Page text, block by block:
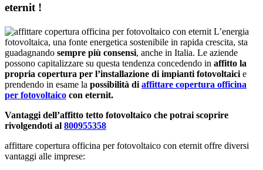
eternit !
L’energia
fotovoltaica, una fonte energetica sostenibile in rapida crescita, sta
guadagnando sempre più consensi, anche in Italia. Le aziende
possono capitalizzare su questa tendenza concedendo in affitto la
propria copertura per l’installazione di impianti fotovoltaici e
prendendo in esame la possibilità di affittare copertura officina
per fotovoltaico con eternit.
Vantaggi dell’affitto tetto fotovoltaico che potrai scoprire
rivolgendoti al 800955358
affittare copertura officina per fotovoltaico con eternit offre diversi
vantaggi alle imprese: